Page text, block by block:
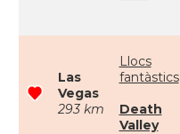
Las
Vegas
293 km
Llocs
fantàstics
Death
Valley